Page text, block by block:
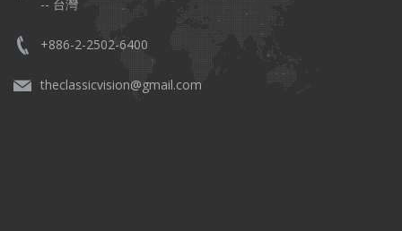
-- 台灣
+886-2-2502-6400
theclassicvision@gmail.com